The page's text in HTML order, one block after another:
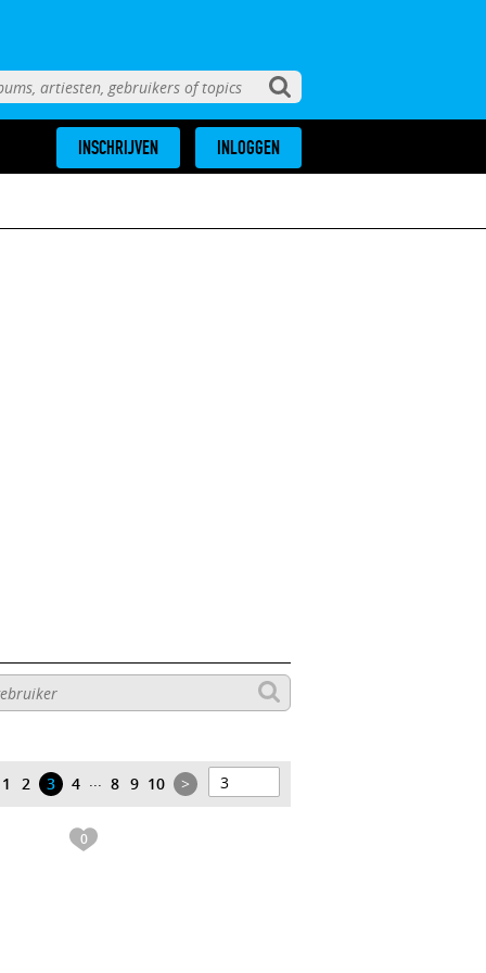
INSCHRIJVEN INLOGGEN
1 2 3 4 ... 8 9 10 >
0